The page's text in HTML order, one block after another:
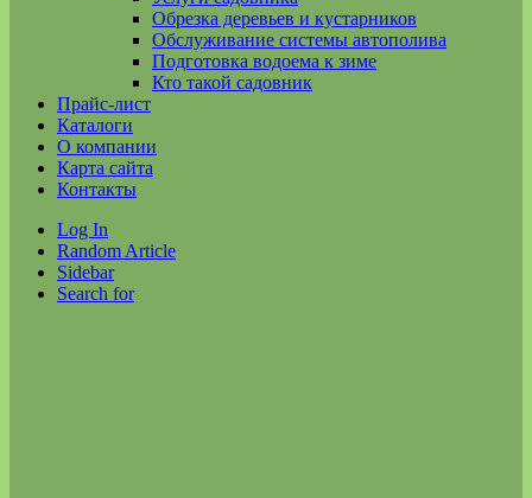
Обрезка деревьев и кустарников
Обслуживание системы автополива
Подготовка водоема к зиме
Кто такой садовник
Прайс-лист
Каталоги
О компании
Карта сайта
Контакты
Log In
Random Article
Sidebar
Search for